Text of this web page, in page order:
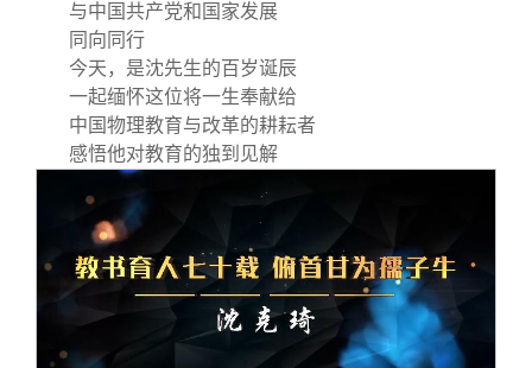
校友文苑
校友视界
三创大赛
会长致辞
理事会名单
制度法规
与中国共产党和国家发展
同向同行
今天，是沈先生的百岁诞辰
一起缅怀这位将一生奉献给
中国物理教育与改革的耕耘者
感悟他对教育的独到见解